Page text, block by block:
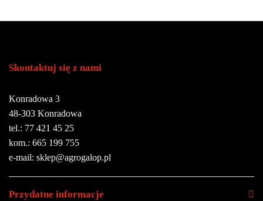
Skontaktuj się z nami
Konradowa 3
48-303 Konradowa
tel.: 77 421 45 25
kom.: 665 199 755
e-mail: sklep@agrogalop.pl
Przydatne informacje